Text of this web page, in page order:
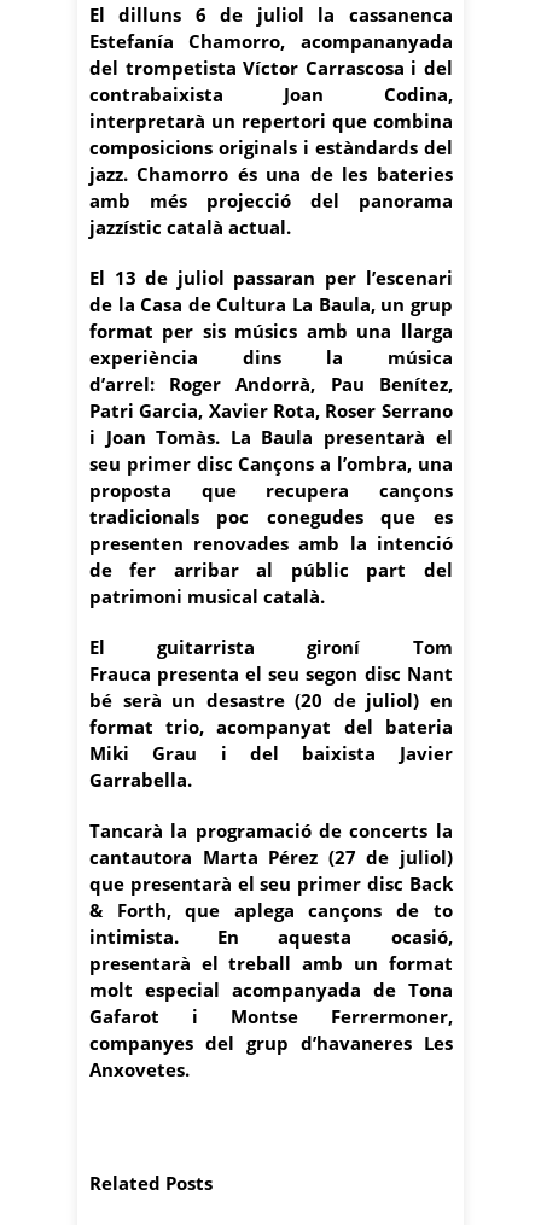
El dilluns 6 de juliol la cassanenca
Estefanía Chamorro, acompananyada
del trompetista Víctor Carrascosa i del
contrabaixista Joan Codina,
interpretarà un repertori que combina
composicions originals i estàndards del
jazz. Chamorro és una de les bateries
amb més projecció del panorama
jazzístic català actual.
El 13 de juliol passaran per l’escenari
de la Casa de Cultura La Baula, un grup
format per sis músics amb una llarga
experiència dins la música
d’arrel: Roger Andorrà, Pau Benítez,
Patri Garcia, Xavier Rota, Roser Serrano
i Joan Tomàs. La Baula presentarà el
seu primer disc Cançons a l’ombra, una
proposta que recupera cançons
tradicionals poc conegudes que es
presenten renovades amb la intenció
de fer arribar al públic part del
patrimoni musical català.
El guitarrista gironí Tom
Frauca presenta el seu segon disc Nant
bé serà un desastre (20 de juliol) en
format trio, acompanyat del bateria
Miki Grau i del baixista Javier
Garrabella.
Tancarà la programació de concerts la
cantautora Marta Pérez (27 de juliol)
que presentarà el seu primer disc Back
& Forth, que aplega cançons de to
intimista. En aquesta ocasió,
presentarà el treball amb un format
molt especial acompanyada de Tona
Gafarot i Montse Ferrermoner,
companyes del grup d’havaneres Les
Anxovetes.
Related Posts